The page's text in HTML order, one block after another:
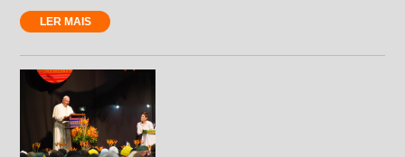
LER MAIS